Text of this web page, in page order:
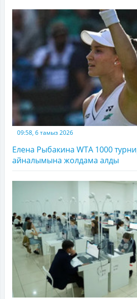
09:58, 6 тамыз 2026
Елена Рыбакина WTA 1000
айналымына жолдама алды